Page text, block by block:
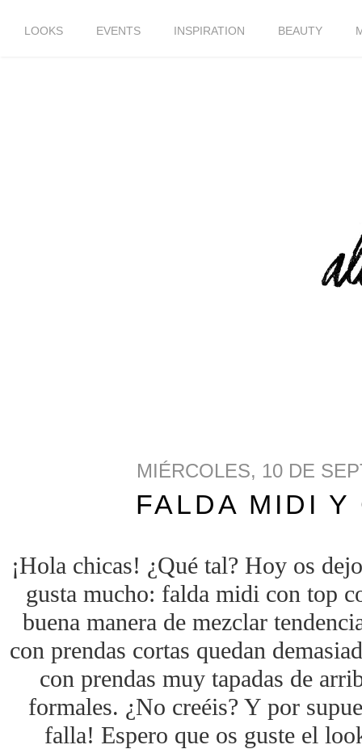
LOOKS EVENTS INSPIRATION BEAUTY
MIÉRCOLES, 10 DE
FALDA MIDI Y
¡Hola chicas! ¿Qué tal? Hoy os
gusta mucho: falda midi con top
buena manera de mezclar
con prendas cortas quedan
con prendas muy tapadas de
formales. ¿No creéis? Y por
falla! Espero que os guste el